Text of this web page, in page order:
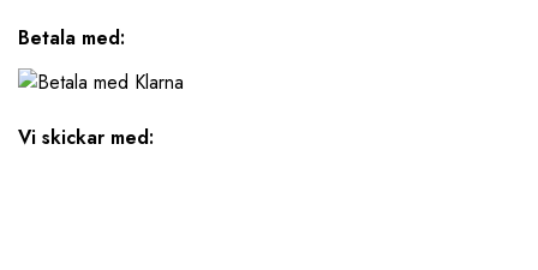
Betala med:
Vi skickar med: